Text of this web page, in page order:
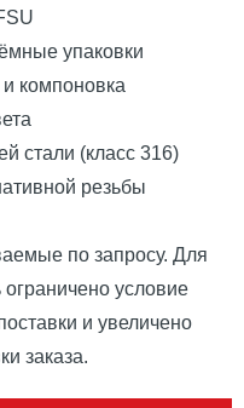
упаковки
компоновка
стали (класс 316)
резьбы
по запросу. Для
условие
и увеличено
заказа.